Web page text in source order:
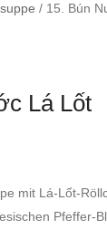
/ 15. Bún
Lá Lốt
mit Lá-Lốt-
Pfeffer-